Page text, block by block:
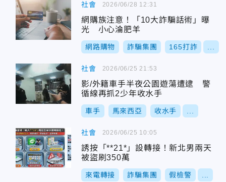
社會
網購族注意！「10大詐騙話術」曝
光 小心淪肥羊
網路購物 詐騙集團 165打詐
2026/06/28 12:31
社會
影/外籍車手半夜公園遊蕩遭逮 警
循線再抓2少年收水手
車手 馬來西亞 收水手
2026/06/25 21:53
社會
誘按「**21*」設轉接！新北男兩天
被盜刷350萬
來電轉接 詐騙集團 假檢警
2026/06/25 10:05